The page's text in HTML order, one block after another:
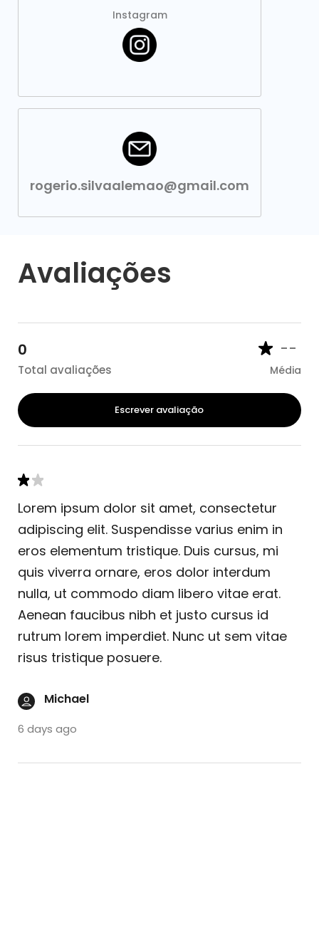
Instagram
rogerio.silvaalemao@gmail.com
Avaliações
0
Total avaliações
--
Média
Escrever avaliação
Lorem ipsum dolor sit amet, consectetur
adipiscing elit. Suspendisse varius enim in
eros elementum tristique. Duis cursus, mi
quis viverra ornare, eros dolor interdum
nulla, ut commodo diam libero vitae erat.
Aenean faucibus nibh et justo cursus id
rutrum lorem imperdiet. Nunc ut sem vitae
risus tristique posuere.
Michael
6 days ago